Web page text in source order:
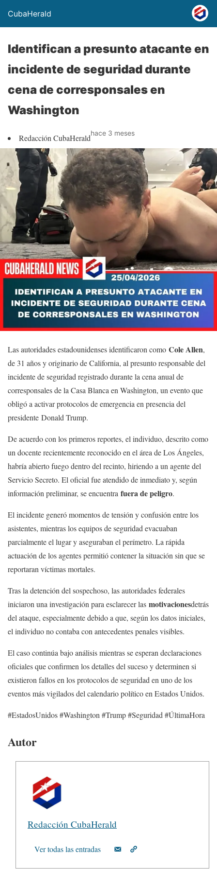
CubaHerald
Identifican a presunto atacante en
incidente de seguridad durante
cena de corresponsales en
Washington
Redacción CubaHeraldhace 3 meses
Las autoridades estadounidenses identificaron como Cole Allen,
de 31 años y originario de California, al presunto responsable del
incidente de seguridad registrado durante la cena anual de
corresponsales de la Casa Blanca en Washington, un evento que
obligó a activar protocolos de emergencia en presencia del
presidente Donald Trump.
De acuerdo con los primeros reportes, el individuo, descrito como
un docente recientemente reconocido en el área de Los Ángeles,
habría abierto fuego dentro del recinto, hiriendo a un agente del
Servicio Secreto. El oficial fue atendido de inmediato y, según
información preliminar, se encuentra fuera de peligro.
El incidente generó momentos de tensión y confusión entre los
asistentes, mientras los equipos de seguridad evacuaban
parcialmente el lugar y aseguraban el perímetro. La rápida
actuación de los agentes permitió contener la situación sin que se
reportaran víctimas mortales.
Tras la detención del sospechoso, las autoridades federales
iniciaron una investigación para esclarecer las motivacionesdetrás
del ataque, especialmente debido a que, según los datos iniciales,
el individuo no contaba con antecedentes penales visibles.
El caso continúa bajo análisis mientras se esperan declaraciones
oficiales que confirmen los detalles del suceso y determinen si
existieron fallos en los protocolos de seguridad en uno de los
eventos más vigilados del calendario político en Estados Unidos.
#EstadosUnidos #Washington #Trump #Seguridad #ÚltimaHora
Autor
Redacción CubaHerald
Ver todas las entradas